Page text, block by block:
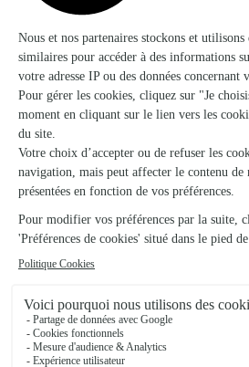
★ ★ ★ ★ ★
Qualité
De très jolies bouquets confectionnés
locaux, fleurs de qualités 🤗
Trustpilot Échantillon d'avis clients
les avis de la marque Interflora
Livraison de fleurs à
Laperrière et autour : les